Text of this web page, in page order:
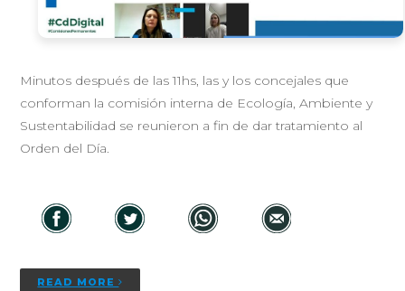
Minutos después de las 11hs, las y los concejales que
conforman la comisión interna de Ecología, Ambiente y
Sustentabilidad se reunieron a fin de dar tratamiento al
Orden del Día.
READ MORE